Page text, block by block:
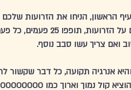
הראשון, הניחו את הזרועות
על בית החזה, הרגישו את מגע הידיים על
ואם צריך עשו סבב נוסף.
אנרגיה תקועה, כל דבר שקשור